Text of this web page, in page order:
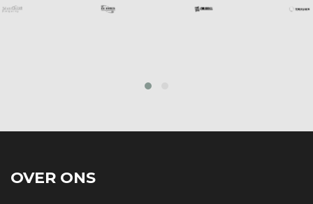
prev
OVER ONS